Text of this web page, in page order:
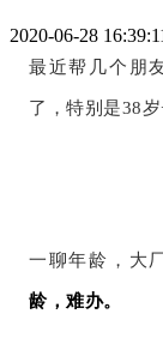
2020-06-28
最近帮几个朋
了，特别是38岁
一聊年龄，大
龄，难办。